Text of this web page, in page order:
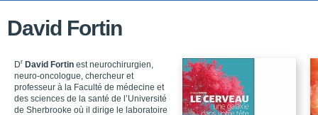
David Fortin
Dr David Fortin est neurochirurgien,
neuro-oncologue, chercheur et
professeur à la Faculté de médecine et
des sciences de la santé de l’Université
de Sherbrooke où il dirige le laboratoire